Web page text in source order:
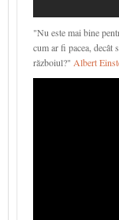
"Nu este mai bine
cum ar fi pacea, decât
războiul?" Albert